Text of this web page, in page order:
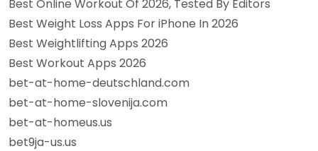
Best Online Workout Of 2026, Tested By Editors
Best Weight Loss Apps For iPhone In 2026
Best Weightlifting Apps 2026
Best Workout Apps 2026
bet-at-home-deutschland.com
bet-at-home-slovenija.com
bet-at-homeus.us
bet9ja-us.us